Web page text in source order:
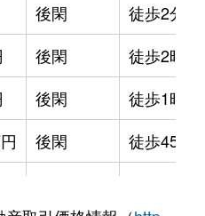
後閑
徒歩2分
後閑
徒歩2時間
後閑
徒歩1時
後閑
徒歩45分